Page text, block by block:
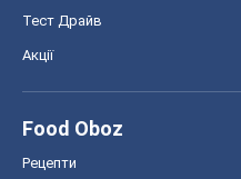
Тест Драйв
Акції
Food Oboz
Рецепти